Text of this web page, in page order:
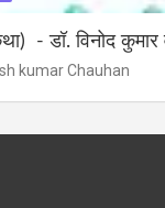
​- डॉ. विनोद कुमार
kumar Chauhan